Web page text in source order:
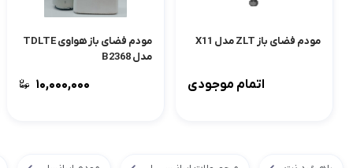
مودم فضای باز ZLT مدل X11
اتمام موجودی
مودم فضای باز هواوی TDLTE
مدل B2368
۱۰,۰۰۰,۰۰۰